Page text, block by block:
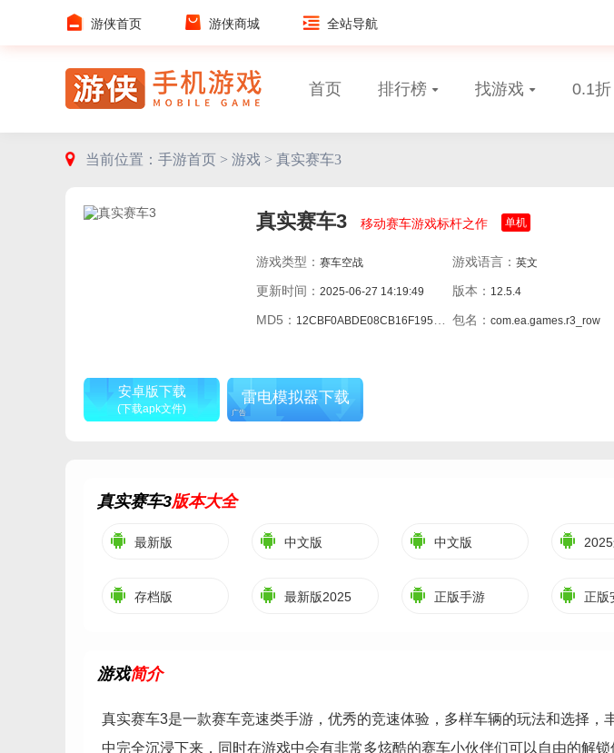
游侠首页 游侠商城 全站导航
首页 排行榜 找游戏 0.1折
当前位置： 手游首页 > 游戏 > 真实赛车3
真实赛车3 移动赛车游戏标杆之作 单机
游戏类型： 赛车空战 游戏语言： 英文
更新时间： 2025-06-27 14:19:49 版本： 12.5.4
MD5： 12CBF0ABDE08CB16F1959C7A532137DC 包名： com.ea.games.r3_row
安卓版下载
(下载apk文件)
雷电模拟器下载
广告
真实赛车3版本大全
最新版 中文版 中文版
存档版 最新版2025 正版手游 正版
游戏简介
真实赛车3是一款赛车竞速类手游，优秀的竞速体验，多样车辆的玩法和选择，
中完全沉浸下来，同时在游戏中会有非常多炫酷的赛车小伙伴们可以自由的解